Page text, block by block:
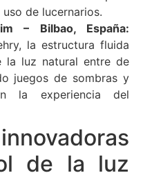
de lucernarios.
– Bilbao, España:
la estructura fluida
la luz natural entre de
juegos de sombras y
la experiencia del
de la luz